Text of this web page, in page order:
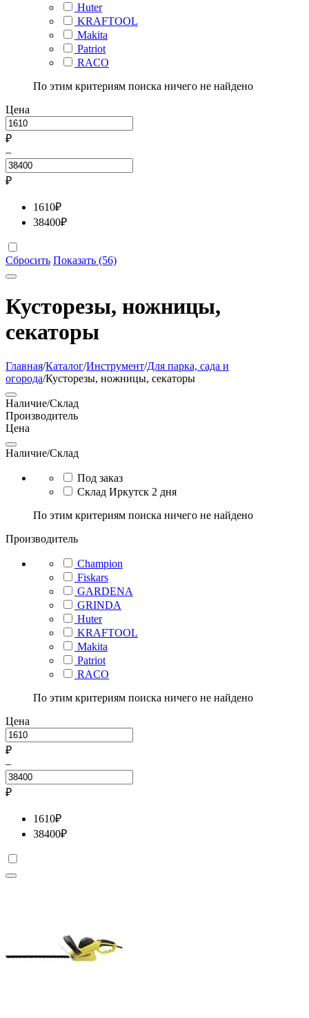
Huter
KRAFTOOL
Makita
Patriot
RACO
По этим критериям поиска ничего не найдено
Цена
₽
–
₽
1610₽
38400₽
Сбросить Показать (56)
Кусторезы, ножницы,
секаторы
Главная/Каталог/Инструмент/Для парка, сада и
огорода/Кусторезы, ножницы, секаторы
Наличие/Склад
Производитель
Цена
Наличие/Склад
Под заказ
Склад Иркутск 2 дня
По этим критериям поиска ничего не найдено
Производитель
Champion
Fiskars
GARDENA
GRINDA
Huter
KRAFTOOL
Makita
Patriot
RACO
По этим критериям поиска ничего не найдено
Цена
₽
–
₽
1610₽
38400₽